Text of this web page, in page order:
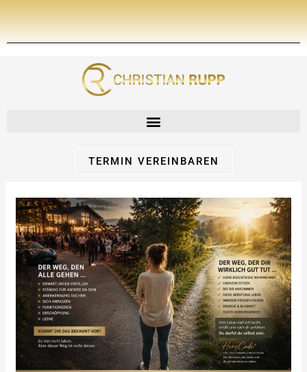
springen
TERMIN VEREINBAREN